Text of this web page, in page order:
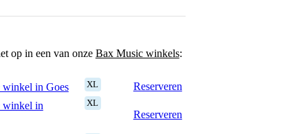
op in een van onze Bax Music winkels:
in Goes XL
Reserveren
winkel in
XL
Reserveren